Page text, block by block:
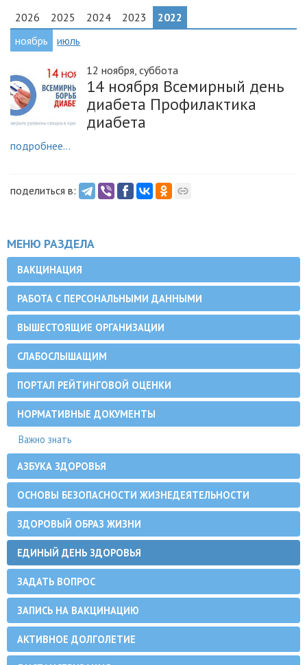
2026 2025 2024 2023
2022
ноябрь
июль
12 ноября, суббота
14 ноября Всемирный день
диабета Профилактика
диабета
подробнее...
поделиться в:
МЕНЮ РАЗДЕЛА
ВАКЦИНАЦИЯ
РАБОТА С ПЕРСОНАЛЬНЫМИ ДАННЫМИ
ВЫШЕСТОЯЩИЕ ОРГАНИЗАЦИИ
СЛАБОСЛЫШАЩИМ
ПОРТАЛ РЕЙТИНГОВОЙ ОЦЕНКИ
НОРМАТИВНЫЕ ДОКУМЕНТЫ
Важно знать
АЗБУКА ЗДОРОВЬЯ
ОСНОВЫ БЕЗОПАСНОСТИ ЖИЗНЕДЕЯТЕЛЬНОСТИ
ЗДОРОВЫЙ ОБРАЗ ЖИЗНИ
ЕДИНЫЙ ДЕНЬ ЗДОРОВЬЯ
ЗАДАТЬ ВОПРОС
ЗАПИСЬ НА ВАКЦИНАЦИЮ
АКТИВНОЕ ДОЛГОЛЕТИЕ